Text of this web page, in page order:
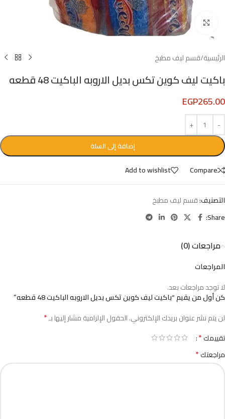
Click to enlarge
الرئيسية/قسم ليف مطبخ
باكيت ليف كوين تكس بديل الاروبه الباكيت 48 قطعه
EGP265.00
إضافة إلى السلة
Compare
Add to wishlist
التصنيف:قسم ليف مطبخ
Share:
مراجعات (0)
المراجعات
لا توجد مراجعات بعد.
كن أول من يقيم “باكيت ليف كوين تكس بديل الاروبه الباكيت 48 قطعه”
لن يتم نشر عنوان بريدك الإلكتروني.الحقول الإلزامية مشار إليها بـ*
تقييمك*
مراجعتك*